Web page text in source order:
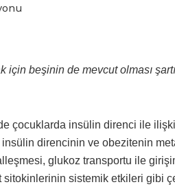
için beşinin de mevcut olması
çocuklarda insülin direnci ile
direncinin ve obezitenin
glukoz transportu ile
sistemik etkileri gibi